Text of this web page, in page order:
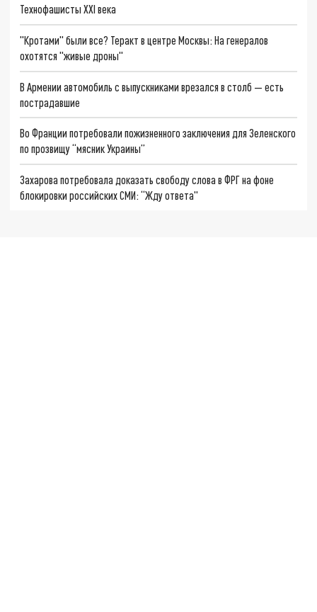
Технофашисты XXI века
"Кротами" были все? Теракт в центре Москвы: На генералов
охотятся "живые дроны"
В Армении автомобиль с выпускниками врезался в столб — есть
пострадавшие
Во Франции потребовали пожизненного заключения для Зеленского
по прозвищу “мясник Украины”
Захарова потребовала доказать свободу слова в ФРГ на фоне
блокировки российских СМИ: “Жду ответа"